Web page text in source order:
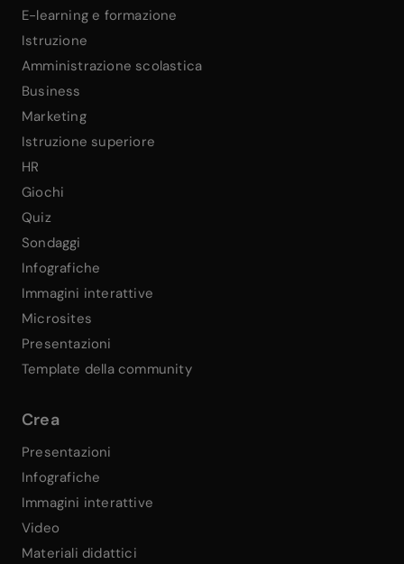
E-learning e formazione
Istruzione
Amministrazione scolastica
Business
Marketing
Istruzione superiore
HR
Giochi
Quiz
Sondaggi
Infografiche
Immagini interattive
Microsites
Presentazioni
Template della community
Crea
Presentazioni
Infografiche
Immagini interattive
Video
Materiali didattici